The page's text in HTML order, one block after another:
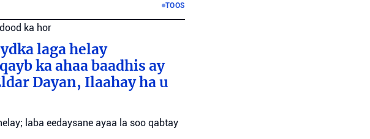
TOOS
ka hor
laga helay
ka ahaa baadhis ay
Dayan, Ilaahay ha u
laba eedaysane ayaa la soo qabtay